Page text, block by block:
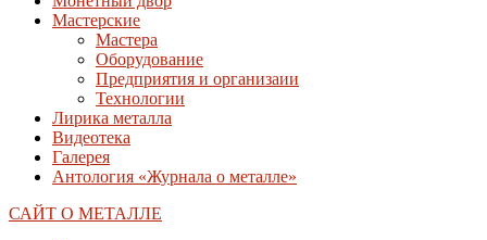
Мастерские
Мастера
Оборудование
Предприятия и организаии
Технологии
Лирика металла
Видеотека
Галерея
Антология «Журнала о металле»
САЙТ О МЕТАЛЛЕ